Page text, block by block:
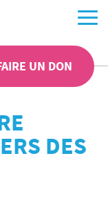
UN DON
DES